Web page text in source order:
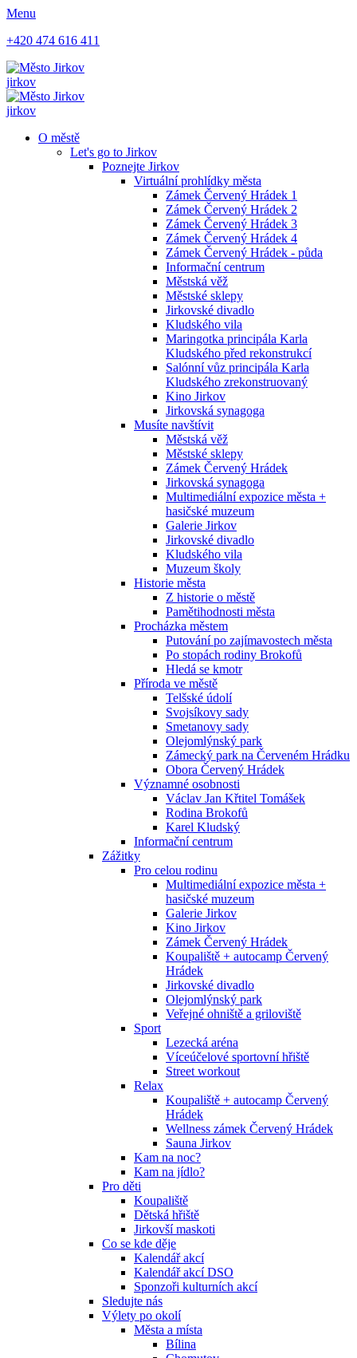
Menu
+420 474 616 411
jirkov
jirkov
O městě
Let's go to Jirkov
Poznejte Jirkov
Virtuální prohlídky města
Zámek Červený Hrádek 1
Zámek Červený Hrádek 2
Zámek Červený Hrádek 3
Zámek Červený Hrádek 4
Zámek Červený Hrádek - půda
Informační centrum
Městská věž
Městské sklepy
Jirkovské divadlo
Kludského vila
Maringotka principála Karla
Kludského před rekonstrukcí
Salónní vůz principála Karla
Kludského zrekonstruovaný
Kino Jirkov
Jirkovská synagoga
Musíte navštívit
Městská věž
Městské sklepy
Zámek Červený Hrádek
Jirkovská synagoga
Multimediální expozice města +
hasičské muzeum
Galerie Jirkov
Jirkovské divadlo
Kludského vila
Muzeum školy
Historie města
Z historie o městě
Pamětihodnosti města
Procházka městem
Putování po zajímavostech města
Po stopách rodiny Brokofů
Hledá se kmotr
Příroda ve městě
Telšské údolí
Svojsíkovy sady
Smetanovy sady
Olejomlýnský park
Zámecký park na Červeném Hrádku
Obora Červený Hrádek
Významné osobnosti
Václav Jan Křtitel Tomášek
Rodina Brokofů
Karel Kludský
Informační centrum
Zážitky
Pro celou rodinu
Multimediální expozice města +
hasičské muzeum
Galerie Jirkov
Kino Jirkov
Zámek Červený Hrádek
Koupaliště + autocamp Červený
Hrádek
Jirkovské divadlo
Olejomlýnský park
Veřejné ohniště a griloviště
Sport
Lezecká aréna
Víceúčelové sportovní hřiště
Street workout
Relax
Koupaliště + autocamp Červený
Hrádek
Wellness zámek Červený Hrádek
Sauna Jirkov
Kam na noc?
Kam na jídlo?
Pro děti
Koupaliště
Dětská hřiště
Jirkovší maskoti
Co se kde děje
Kalendář akcí
Kalendář akcí DSO
Sponzoři kulturních akcí
Sledujte nás
Výlety po okolí
Města a místa
Bílina